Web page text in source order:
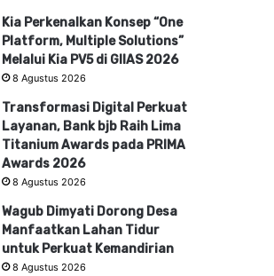
Kia Perkenalkan Konsep “One
Platform, Multiple Solutions”
Melalui Kia PV5 di GIIAS 2026
8 Agustus 2026
Transformasi Digital Perkuat
Layanan, Bank bjb Raih Lima
Titanium Awards pada PRIMA
Awards 2026
8 Agustus 2026
Wagub Dimyati Dorong Desa
Manfaatkan Lahan Tidur
untuk Perkuat Kemandirian
8 Agustus 2026